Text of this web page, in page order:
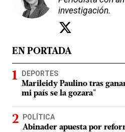
investigación.
EN PORTADA
DEPORTES
Marileidy Paulino tras
mi país se la gozara"
POLÍTICA
Abinader apuesta por